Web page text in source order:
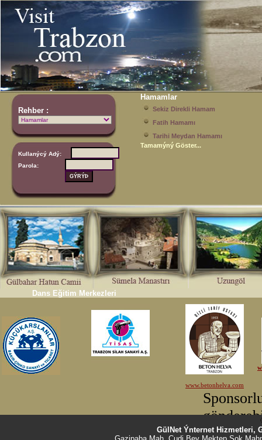
Rehber :
Hamamlar
Sekiz Direkli Hamam
Fatih Hamamı
Tarihi Meydan Hamamı
Tamamýný Göster...
Kullanýcý Adý:
Parola:
Dans Eğitim Merkezleri
GülNet Ýnternet Hizmetleri,